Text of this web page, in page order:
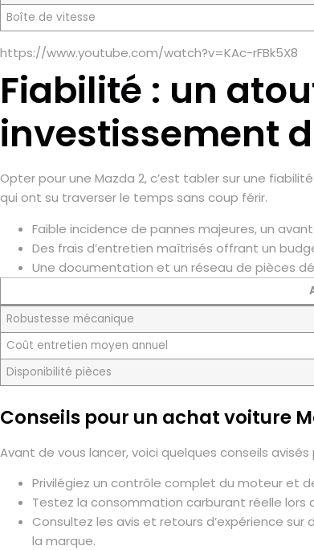
Boîte de vitesse
https://www.youtube.com/watch?v=KAc-rFBk5X8
Fiabilité : un
investissement
Opter pour une Mazda 2, c’est tabler sur une
qui ont su traverser le temps sans coup férir.
Faible incidence de pannes majeures, un
Des frais d’entretien maîtrisés offrant un
Une documentation et un réseau de pièces
Robustesse mécanique
Coût entretien moyen annuel
Disponibilité pièces
Conseils pour un achat voiture
Avant de vous lancer, voici quelques conseils
Privilégiez un contrôle complet du moteur et
Testez la consommation carburant réelle lors
Consultez les avis et retours d’expérience
la marque.